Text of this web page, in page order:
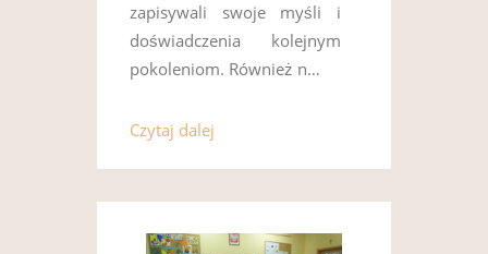
zapisywali swoje myśli i
doświadczenia kolejnym
pokoleniom. Również n…
Czytaj dalej